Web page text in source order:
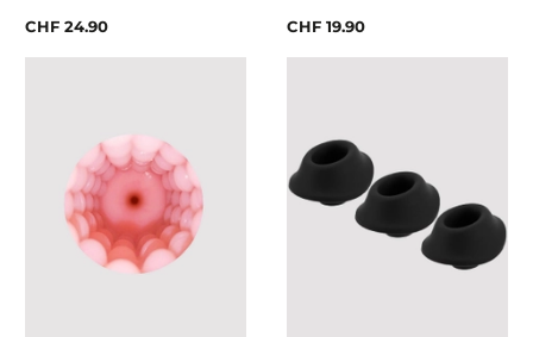
CHF 24.90 CHF 19.90